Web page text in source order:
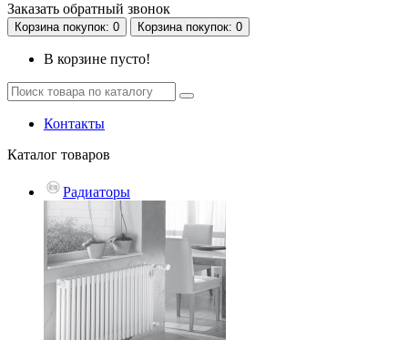
Заказать обратный звонок
Корзинапокупок: 0 Корзинапокупок: 0
В корзине пусто!
Контакты
Каталог товаров
Радиаторы